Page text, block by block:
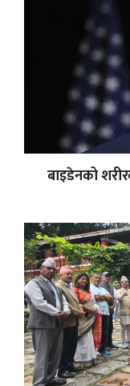
बाइडेनको